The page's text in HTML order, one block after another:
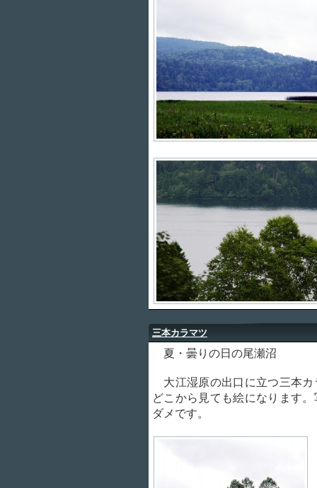
三本カラマツ
夏・曇りの日の尾瀬沼
大江湿原の出口に立つ三本カ
どこから見ても絵になります
ダメです。